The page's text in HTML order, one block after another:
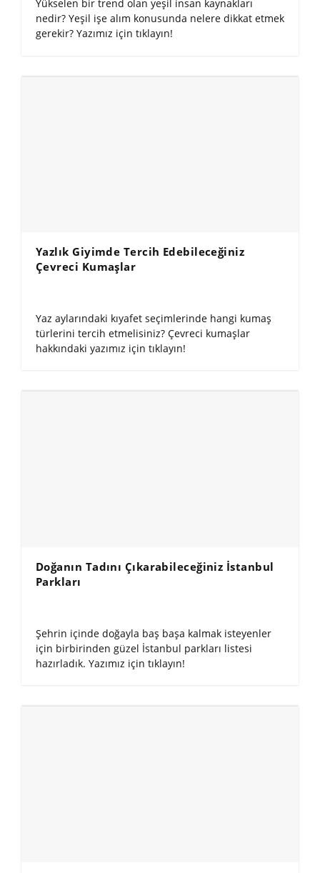
Yükselen bir trend olan yeşil insan kaynakları
nedir? Yeşil işe alım konusunda nelere dikkat etmek
gerekir? Yazımız için tıklayın!
Yazlık Giyimde Tercih Edebileceğiniz
Çevreci Kumaşlar
Yaz aylarındaki kıyafet seçimlerinde hangi kumaş
türlerini tercih etmelisiniz? Çevreci kumaşlar
hakkındaki yazımız için tıklayın!
Doğanın Tadını Çıkarabileceğiniz İstanbul
Parkları
Şehrin içinde doğayla baş başa kalmak isteyenler
için birbirinden güzel İstanbul parkları listesi
hazırladık. Yazımız için tıklayın!